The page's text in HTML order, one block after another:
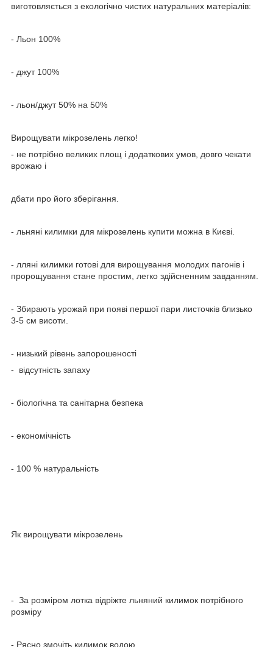
виготовляється з екологічно чистих натуральних матеріалів:
- Льон 100%
- джут 100%
- льон/джут 50% на 50%
Вирощувати мікрозелень легко!
- не потрібно великих площ і додаткових умов, довго чекати
врожаю і
дбати про його зберігання.
- льняні килимки для мікрозелень купити можна в Києві.
- лляні килимки готові для вирощування молодих пагонів і
пророщування стане простим, легко здійсненним завданням.
- Збирають урожай при появі першої пари листочків близько
3-5 см висоти.
- низький рівень запорошеності
- відсутність запаху
- біологічна та санітарна безпека
- економічність
- 100 % натуральність
Як вирощувати мікрозелень
- За розміром лотка відріжте льняний килимок потрібного
розміру
- Рясно змочіть килимок водою.